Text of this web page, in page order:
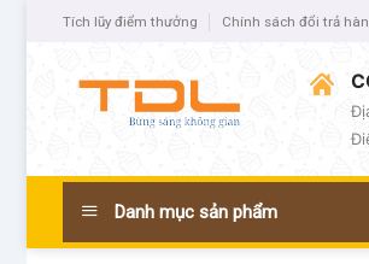
Tích lũy điểm thưởng Chính sách đổi trả
Danh mục sản phẩm